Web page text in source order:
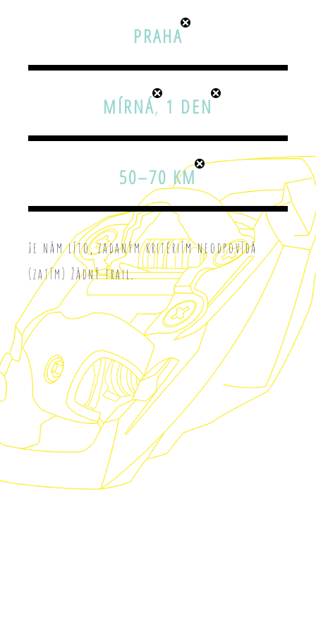
PRAHA
MÍRNÁ, 1 DEN
50–70 KM
Je nám líto, zadaným kritériím neodpovídá
(zatím) žádný trail.